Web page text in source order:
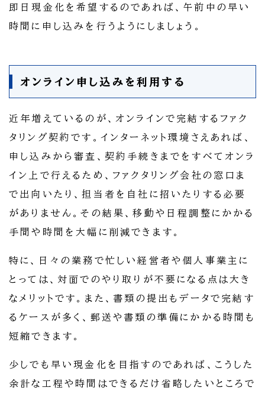
即日現金化を希望するのであれば、午前中の早い
時間に申し込みを行うようにしましょう。
オンライン申し込みを利用する
近年増えているのが、オンラインで完結するファク
タリング契約です。インターネット環境さえあれば、
申し込みから審査、契約手続きまでをすべてオンラ
イン上で行えるため、ファクタリング会社の窓口ま
で出向いたり、担当者を自社に招いたりする必要
がありません。その結果、移動や日程調整にかかる
手間や時間を大幅に削減できます。
特に、日々の業務で忙しい経営者や個人事業主に
とっては、対面でのやり取りが不要になる点は大き
なメリットです。また、書類の提出もデータで完結す
るケースが多く、郵送や書類の準備にかかる時間も
短縮できます。
少しでも早い現金化を目指すのであれば、こうした
余計な工程や時間はできるだけ省略したいところで